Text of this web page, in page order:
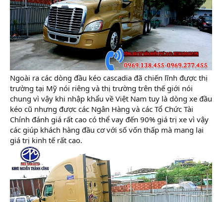
Ngoài ra các dòng đầu kéo cascadia đã chiến lĩnh được thị
trường tại Mỹ nói riêng và thị trường trên thế giới nói
chung vì vậy khi nhập khẩu về Việt Nam tuy là dòng xe đầu
kéo cũ nhưng được các Ngân Hàng và các Tổ Chức Tài
Chính đánh giá rất cao có thể vay đến 90% giá trị xe vì vậy
các giúp khách hàng đầu cơ với số vốn thấp mà mang lại
giá trị kinh tế rất cao.